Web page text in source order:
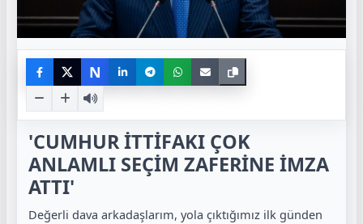
N
'CUMHUR İTTİFAKI ÇOK
ANLAMLI SEÇİM ZAFERİNE İMZA
ATTI'
Değerli dava arkadaşlarım, yola çıktığımız ilk günden